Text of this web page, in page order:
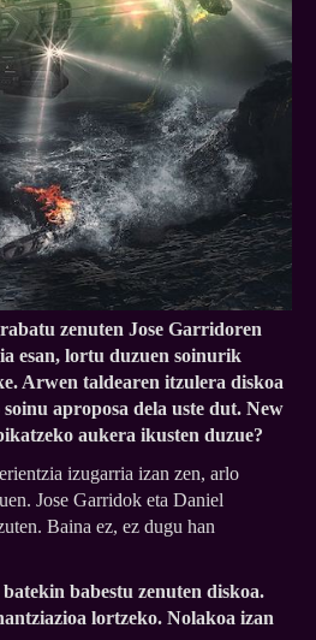
zenuten Jose Garridoren
esan, lortu duzuen soinurik
Arwen taldearen itzulera diskoa
aproposa dela uste dut. New
aukera ikusten duzue?
izugarria izan zen, arlo
Jose Garridok eta Daniel
Baina ez, ez dugu han
babestu zenuten diskoa.
lortzeko. Nolakoa izan